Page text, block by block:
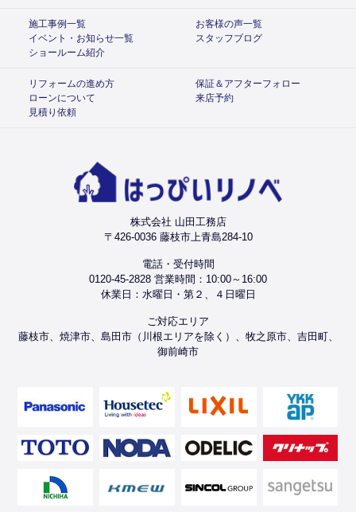
施工事例一覧
お客様の声一覧
イベント・お知らせ一覧
スタッフブログ
ショールーム紹介
リフォームの進め方
保証＆アフターフォロー
ローンについて
来店予約
見積り依頼
株式会社 山田工務店
〒426-0036 藤枝市上青島284-10
電話・受付時間
0120-45-2828 営業時間：10:00～16:00
休業日：水曜日・第２、４日曜日
ご対応エリア
藤枝市、焼津市、島田市（川根エリアを除く）、牧之原市、吉田町、
御前崎市